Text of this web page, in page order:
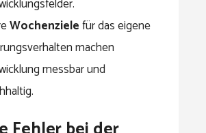
Wochenzielefür das eigene
machen
messbar und